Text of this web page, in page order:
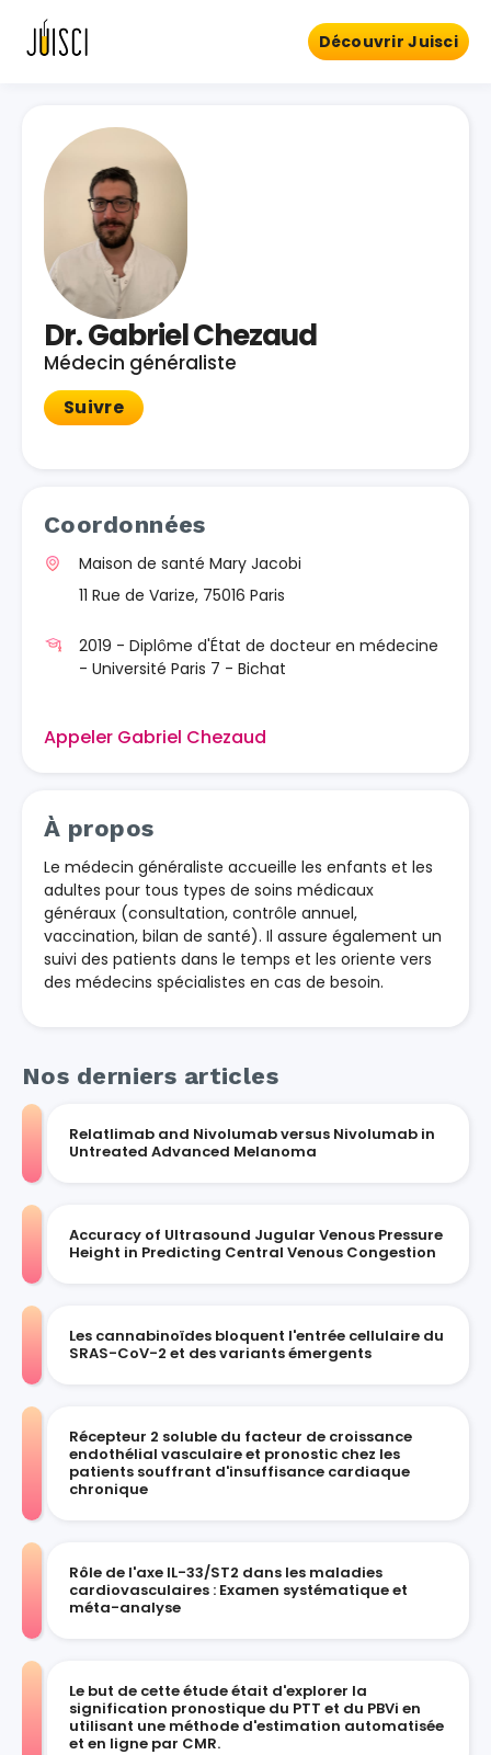
Découvrir Juisci
Dr. Gabriel Chezaud
Médecin généraliste
Suivre
Coordonnées
Maison de santé Mary Jacobi
11 Rue de Varize, 75016 Paris
2019 - Diplôme d'État de docteur en médecine
- Université Paris 7 - Bichat
Appeler Gabriel Chezaud
À propos
Le médecin généraliste accueille les enfants et les
adultes pour tous types de soins médicaux
généraux (consultation, contrôle annuel,
vaccination, bilan de santé). Il assure également un
suivi des patients dans le temps et les oriente vers
des médecins spécialistes en cas de besoin.
Nos derniers articles
Relatlimab and Nivolumab versus Nivolumab in
Untreated Advanced Melanoma
Accuracy of Ultrasound Jugular Venous Pressure
Height in Predicting Central Venous Congestion
Les cannabinoïdes bloquent l'entrée cellulaire du
SRAS-CoV-2 et des variants émergents
Récepteur 2 soluble du facteur de croissance
endothélial vasculaire et pronostic chez les
patients souffrant d'insuffisance cardiaque
chronique
Rôle de l'axe IL-33/ST2 dans les maladies
cardiovasculaires : Examen systématique et
méta-analyse
Le but de cette étude était d'explorer la
signification pronostique du PTT et du PBVi en
utilisant une méthode d'estimation automatisée
et en ligne par CMR.